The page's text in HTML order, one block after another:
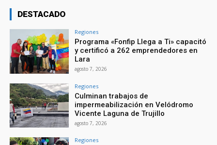
DESTACADO
Regiones
Programa «Fonfip Llega a Ti» capacitó
y certificó a 262 emprendedores en
Lara
agosto 7, 2026
Regiones
Culminan trabajos de
impermeabilización en Velódromo
Vicente Laguna de Trujillo
agosto 7, 2026
Regiones